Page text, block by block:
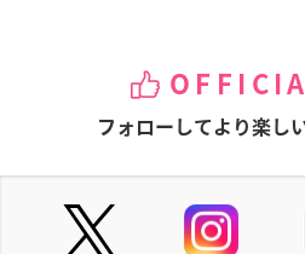
フォローしてより楽し